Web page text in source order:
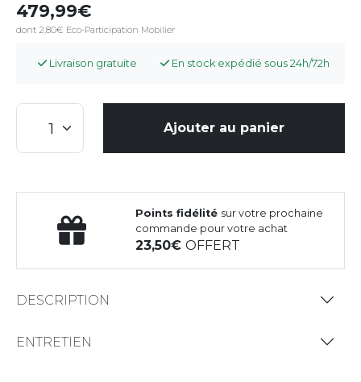
479,99
dont 2,80€ Eco-Participation Mobilier
Livraison gratuite En stock expédié sous 24h/72h
Ajouter au panier
Points fidélité sur votre prochaine
commande pour votre achat
23,50OFFERT
DESCRIPTION
ENTRETIEN